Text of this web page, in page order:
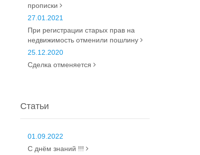
прописки
27.01.2021
При регистрации старых прав на
недвижимость отменили пошлину
25.12.2020
Сделка отменяется
Статьи
01.09.2022
С днём знаний !!!